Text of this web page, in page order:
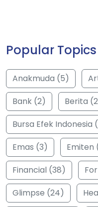
Popular Topics
Anakmuda (5)
Bank (2)
Berita
Bursa Efek Indonesia
Emas (3)
Emiten
Financial (38)
Glimpse (24)